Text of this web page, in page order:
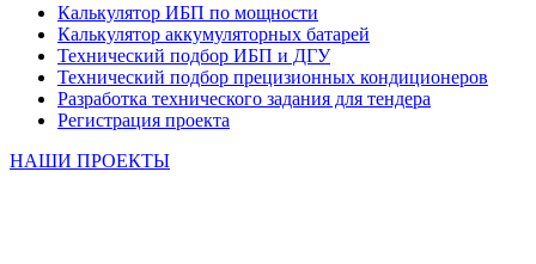
Калькулятор ИБП по мощности
Калькулятор аккумуляторных батарей
Технический подбор ИБП и ДГУ
Технический подбор прецизионных кондиционеров
Разработка технического задания для тендера
Регистрация проекта
НАШИ ПРОЕКТЫ